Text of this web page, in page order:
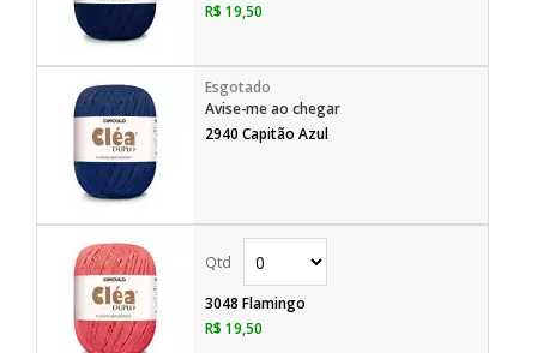
R$ 19,50
Avise-me ao chegar
2940 Capitão Azul
3048 Flamingo
R$ 19,50